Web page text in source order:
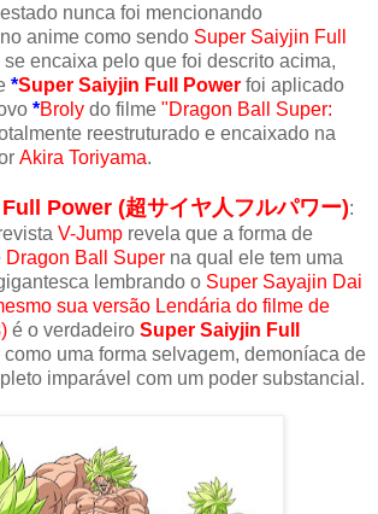
nunca foi mencionando
anime como sendo Super Saiyjin Full
se encaixa pelo que foi descrito acima,
*Super Saiyjin Full Power foi aplicado
*Broly do filme "Dragon Ball Super:
reestruturado e encaixado na
Akira Toriyama.
Power (超サイヤ人フルパワー):
V-Jump revela que a forma de
Dragon Ball Super na qual ele tem uma
lembrando o Super Sayajin Dai
sua versão Lendária do filme de
) é o verdadeiro Super Saiyjin Full
como uma forma selvagem, demoníaca de
imparável com um poder substancial.